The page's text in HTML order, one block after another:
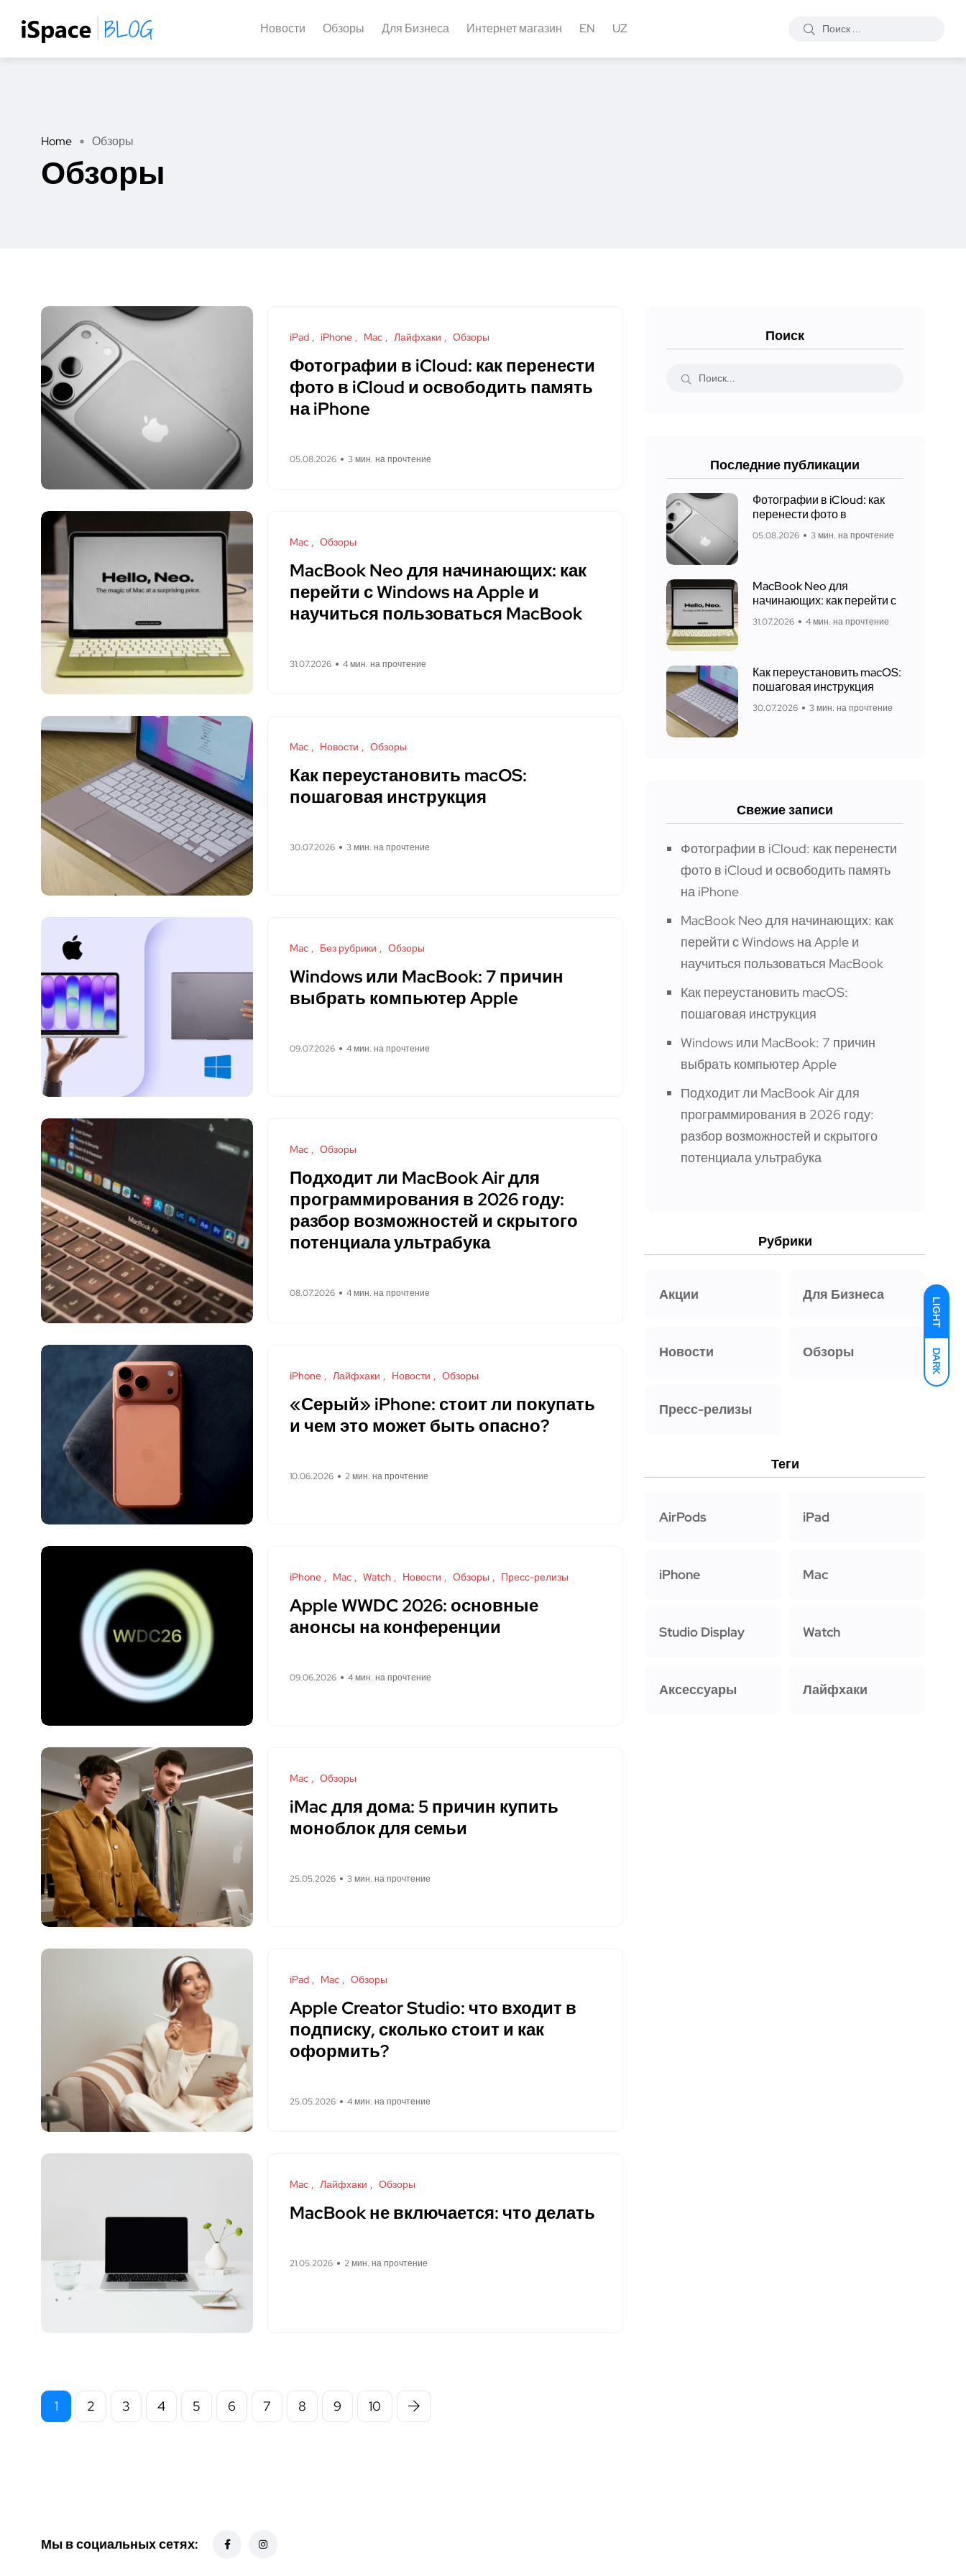
LIGHT
DARK
Новости Обзоры Для Бизнеса Интернет магазин EN UZ
Home Обзоры
Обзоры
iPad iPhone Mac Лайфхаки Обзоры
Фотографии в iCloud: как перенести
фото в iCloud и освободить память
на iPhone
05.08.2026 3 мин. на прочтение
Mac Обзоры
MacBook Neo для начинающих: как
перейти с Windows на Apple и
научиться пользоваться MacBook
31.07.2026 4 мин. на прочтение
Mac Новости Обзоры
Как переустановить macOS:
пошаговая инструкция
30.07.2026 3 мин. на прочтение
Mac Без рубрики Обзоры
Windows или MacBook: 7 причин
выбрать компьютер Apple
09.07.2026 4 мин. на прочтение
Mac Обзоры
Подходит ли MacBook Air для
программирования в 2026 году:
разбор возможностей и скрытого
потенциала ультрабука
08.07.2026 4 мин. на прочтение
iPhone Лайфхаки Новости Обзоры
«Серый» iPhone: стоит ли покупать
и чем это может быть опасно?
10.06.2026 2 мин. на прочтение
iPhone Mac Watch Новости Обзоры Пресс-релизы
Apple WWDC 2026: основные
анонсы на конференции
09.06.2026 4 мин. на прочтение
Mac Обзоры
iMac для дома: 5 причин купить
моноблок для семьи
25.05.2026 3 мин. на прочтение
iPad Mac Обзоры
Apple Creator Studio: что входит в
подписку, сколько стоит и как
оформить?
25.05.2026 4 мин. на прочтение
Mac Лайфхаки Обзоры
MacBook не включается: что делать
21.05.2026 2 мин. на прочтение
1 2 3 4 5 6 7 8 9 10
Поиск
Последние публикации
Фотографии в iCloud: как
перенести фото в
05.08.2026 3 мин. на прочтение
MacBook Neo для
начинающих: как перейти с
31.07.2026 4 мин. на прочтение
Как переустановить macOS:
пошаговая инструкция
30.07.2026 3 мин. на прочтение
Свежие записи
Фотографии в iCloud: как перенести
фото в iCloud и освободить память
на iPhone
MacBook Neo для начинающих: как
перейти с Windows на Apple и
научиться пользоваться MacBook
Как переустановить macOS:
пошаговая инструкция
Windows или MacBook: 7 причин
выбрать компьютер Apple
Подходит ли MacBook Air для
программирования в 2026 году:
разбор возможностей и скрытого
потенциала ультрабука
Рубрики
Акции Для Бизнеса
Новости Обзоры
Пресс-релизы
Теги
AirPods iPad
iPhone Mac
Studio Display Watch
Аксессуары Лайфхаки
Мы в социальных сетях: